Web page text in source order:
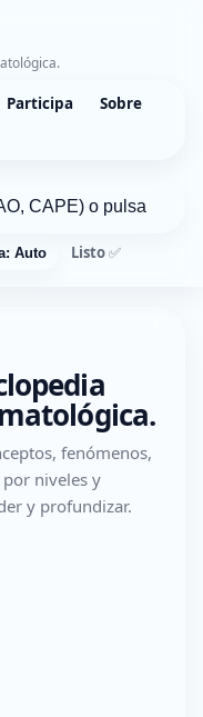
Participa
Sobre
Auto Listo ✅
fenómenos,
niveles y
y profundizar.